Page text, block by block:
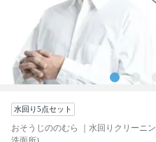
水回り5点セット
おそうじののむら
｜水回りクリーニ